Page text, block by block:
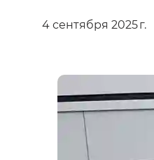
4 сентября 2025 г.